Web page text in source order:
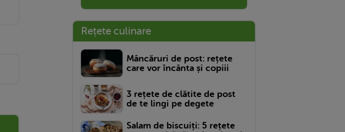
Rețete culinare
Mâncăruri de post: rețete
care vor încânta și copiii
3 rețete de clătite de post
de te lingi pe degete
Salam de biscuiți: 5 rețete